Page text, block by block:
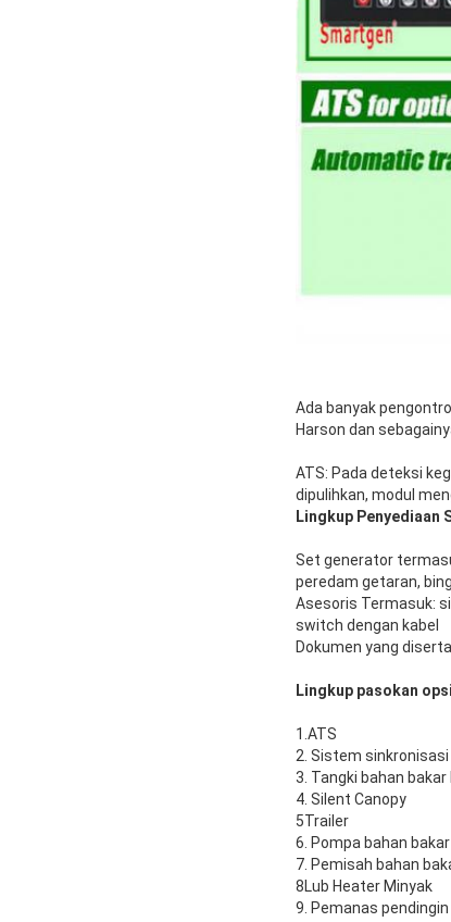
Ada banyak
Harson dan
ATS: Pada deteksi
dipulihkan, modul
Lingkup Penyediaan
Set generator
peredam getaran,
Asesoris Termasuk:
switch dengan kabel
Dokumen yang
Lingkup pasokan
1.ATS
2. Sistem sinkronisasi
3. Tangki bahan
4. Silent Canopy
5Trailer
6. Pompa bahan
7. Pemisah bahan
8Lub Heater Minyak
9. Pemanas pendingin